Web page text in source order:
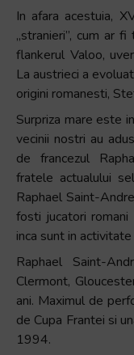
In afara acestuia,
„stranieri”, cum ar
flankerul Valoo,
La austrieci a
origini romanesti,
Surpriza mare este
vecinii nostri au
de francezul
fratele actualului
Raphael Saint-
fosti jucatori romani
inca sunt in
Raphael Saint-
Clermont,
ani. Maximul de
de Cupa Frantei si
1994.